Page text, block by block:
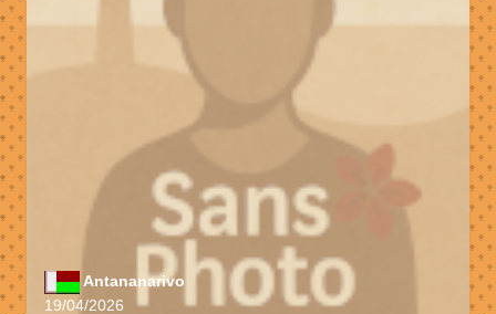
Antananarivo
19/04/2026